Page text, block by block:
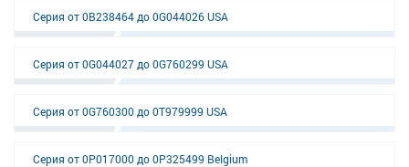
Серия от 0B238464 до 0G044026 USA
Серия от 0G044027 до 0G760299 USA
Серия от 0G760300 до 0T979999 USA
Серия от 0P017000 до 0P325499 Belgium